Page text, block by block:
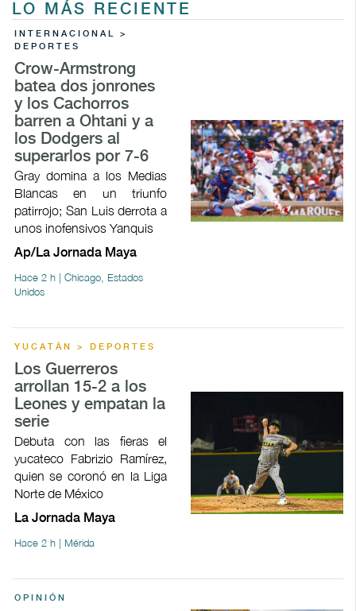
LO MÁS RECIENTE
INTERNACIONAL >
DEPORTES
Crow-Armstrong
batea dos jonrones
y los Cachorros
barren a Ohtani y a
los Dodgers al
superarlos por 7-6
Gray domina a los Medias
Blancas en un triunfo
patirrojo; San Luis derrota a
unos inofensivos Yanquis
Ap/La Jornada Maya
Hace 2 h | Chicago, Estados
Unidos
YUCATÁN > DEPORTES
Los Guerreros
arrollan 15-2 a los
Leones y empatan la
serie
Debuta con las fieras el
yucateco Fabrizio Ramírez,
quien se coronó en la Liga
Norte de México
La Jornada Maya
Hace 2 h | Mérida
OPINIÓN